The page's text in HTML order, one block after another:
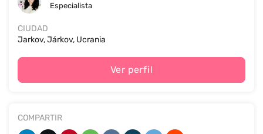
Especialista
CIUDAD
Jarkov, Járkov, Ucrania
Ver perfil
COMPARTIR